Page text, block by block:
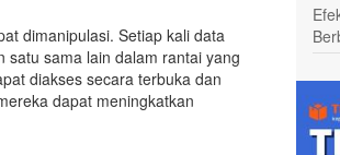
dimanipulasi. Setiap kali data
sama lain dalam rantai yang
diakses secara terbuka dan
dapat meningkatkan